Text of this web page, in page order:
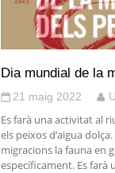
Dia mundial de la
21 maig 2022
Es farà una activitat al
els peixos d’aigua
migracions la fauna en
específicament. Es farà